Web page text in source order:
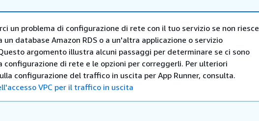
un problema di configurazione di rete con il tuo servizio se non riesce
un database Amazon RDS o a un'altra applicazione o servizio
argomento illustra alcuni passaggi per determinare se ci sono
configurazione di rete e le opzioni per correggerli. Per ulteriori
configurazione del traffico in uscita per App Runner, consulta.
VPC per il traffico in uscita